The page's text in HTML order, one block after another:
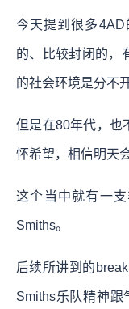
今天提到很多
的、比较封闭的，
的社会环境是分不
但是在80年代，也
怀希望，相信明天
这个当中就有一
Smiths。
后续所讲到的
Smiths乐队精神跟